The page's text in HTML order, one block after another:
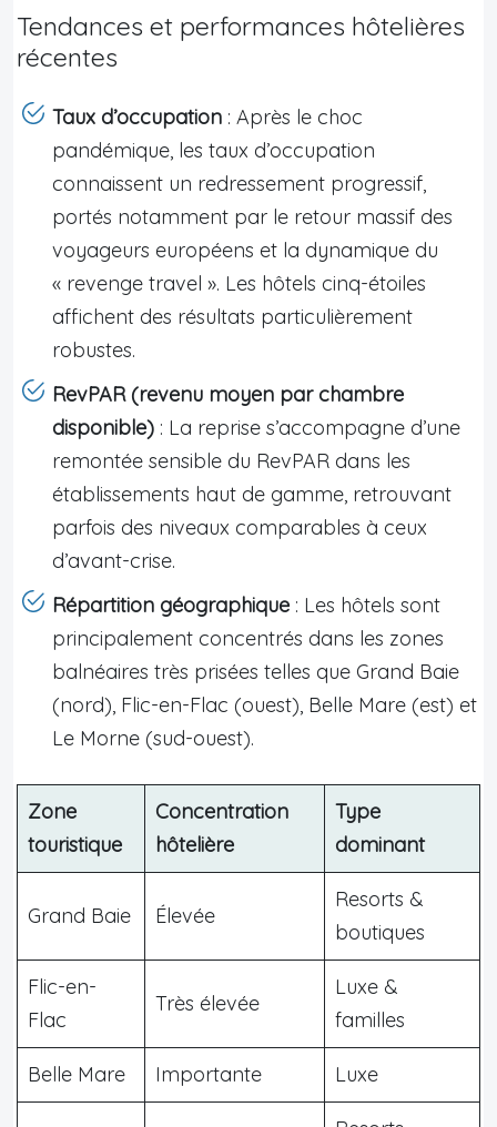
Tendances et performances hôtelières
récentes
Taux d’occupation : Après le choc
pandémique, les taux d’occupation
connaissent un redressement progressif,
portés notamment par le retour massif des
voyageurs européens et la dynamique du
« revenge travel ». Les hôtels cinq-étoiles
affichent des résultats particulièrement
robustes.
RevPAR (revenu moyen par chambre
disponible) : La reprise s’accompagne d’une
remontée sensible du RevPAR dans les
établissements haut de gamme, retrouvant
parfois des niveaux comparables à ceux
d’avant-crise.
Répartition géographique : Les hôtels sont
principalement concentrés dans les zones
balnéaires très prisées telles que Grand Baie
(nord), Flic-en-Flac (ouest), Belle Mare (est) et
Le Morne (sud-ouest).
Zone
touristique
Concentration
hôtelière
Type
dominant
Grand Baie Élevée
Resorts &
boutiques
Flic-en-
Flac
Très élevée
Luxe &
familles
Belle Mare Importante Luxe